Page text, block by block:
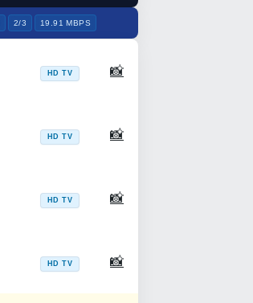
2/3 19.91 MBPS
HD TV 📸
HD TV 📸
HD TV 📸
HD TV 📸